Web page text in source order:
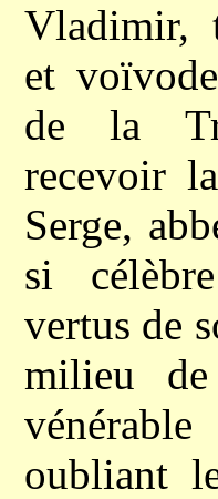
Vladimir,
et
de la
recevoir
Serge,
si
vertus de
milieu
oubliant